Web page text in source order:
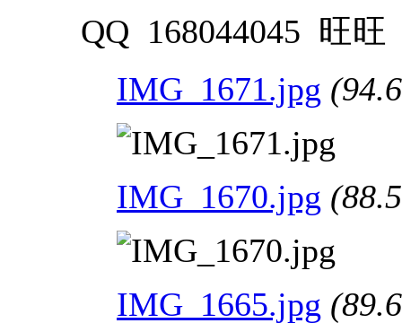
QQ 168044045 旺旺
IMG_1671.jpg
IMG_1670.jpg
IMG_1665.jpg